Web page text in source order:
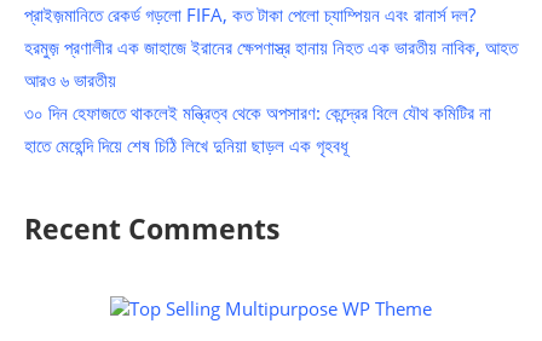
প্রাইজ়মানিতে রেকর্ড গড়লো FIFA, কত টাকা পেলো চ্যাম্পিয়ন এবং রানার্স দল?
হরমুজ় প্রণালীর এক জাহাজে ইরানের ক্ষেপণাস্ত্র হানায় নিহত এক ভারতীয় নাবিক, আহত
আরও ৬ ভারতীয়
৩০ দিন হেফাজতে থাকলেই মন্ত্রিত্ব থেকে অপসারণ: কেন্দ্রের বিলে যৌথ কমিটির না
হাতে মেহেন্দি দিয়ে শেষ চিঠি লিখে দুনিয়া ছাড়ল এক গৃহবধূ
Recent Comments